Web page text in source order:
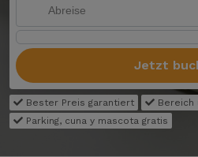
Jetzt
Bester Preis garantiert
Bereich
Parking, cuna y mascota gratis